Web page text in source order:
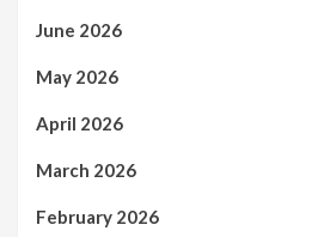
June 2026
May 2026
April 2026
March 2026
February 2026